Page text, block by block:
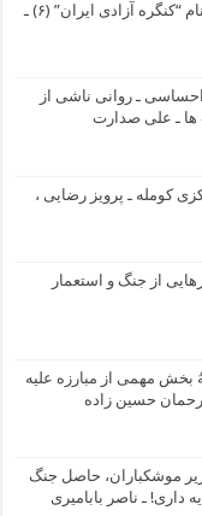
بررسی “نکثر” در پروژه ای به نام “کنگره آزادی ایران” (۶) ـ
ـ روانی ناشی از
ها ـ علی صدارت
مرکزی کومله ـ پرویز رضایی ،
از جنگ و استعمار
بخش مهمی از مبارزه علیه
حسین زاده
موشکباران، حاصل جنگ
داری! ـ ناصر بابامیری